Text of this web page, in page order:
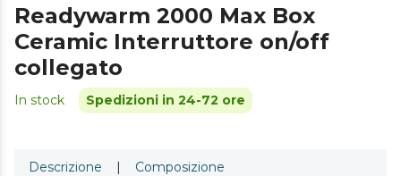
Readywarm 2000 Max Box
Ceramic Interruttore on/off
collegato
In stock Spedizioni in 24-72 ore
Descrizione | Composizione